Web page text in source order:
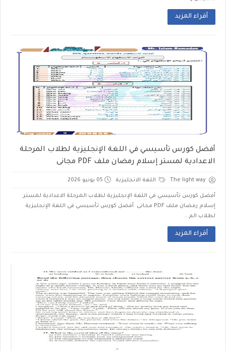
أقراء المزيد
أفضل كورس تأسيسي في اللغة الإنجليزية لطلاب المرحلة
الاعدادية لمستر إسلام رمضان ملف PDF مجانى
The light way اللغة الانجليزية 05 يونيو 2026
أفضل كورس تأسيسي في اللغة الإنجليزية لطلاب المرحلة الاعدادية لمستر
إسلام رمضان ملف PDF مجانى أفضل كورس تأسيسي في اللغة الإنجليزية
لطلاب الم...
أقراء المزيد